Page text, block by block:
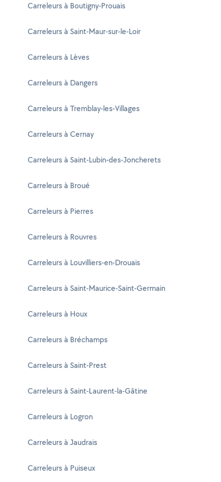
Carreleurs à Boutigny-Prouais
Carreleurs à Saint-Maur-sur-le-Loir
Carreleurs à Lèves
Carreleurs à Dangers
Carreleurs à Tremblay-les-Villages
Carreleurs à Cernay
Carreleurs à Saint-Lubin-des-Joncherets
Carreleurs à Broué
Carreleurs à Pierres
Carreleurs à Rouvres
Carreleurs à Louvilliers-en-Drouais
Carreleurs à Saint-Maurice-Saint-Germain
Carreleurs à Houx
Carreleurs à Bréchamps
Carreleurs à Saint-Prest
Carreleurs à Saint-Laurent-la-Gâtine
Carreleurs à Logron
Carreleurs à Jaudrais
Carreleurs à Puiseux